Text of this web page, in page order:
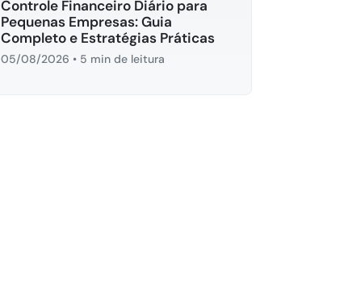
Controle Financeiro Diário para
Pequenas Empresas: Guia
Completo e Estratégias Práticas
05/08/2026 • 5 min de leitura